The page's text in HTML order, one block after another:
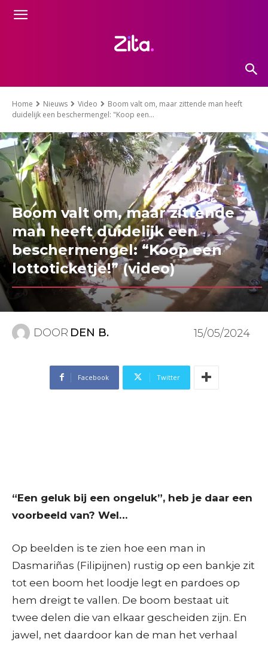
Home Nieuws Video
Boom valt om, maar zittende man heeft
duidelijk een beschermengel: "Koop een...
Boom valt om, maar zittende
man heeft duidelijk een
beschermengel: “Koop een
lottoticketje!” (video)
DOOR DEN B. 15/05/2024
Facebook Twitter
“Een geluk bij een ongeluk”, heb je daar een
voorbeeld van? Wel…
Op beelden is te zien hoe een man in
Dasmariñas (Filipijnen) rustig op een bankje zit
tot een boom het loodje legt en pardoes op
hem dreigt te vallen. De boom bestaat uit
twee delen die van elkaar gescheiden zijn. En
jawel, net daardoor kan de man het verhaal